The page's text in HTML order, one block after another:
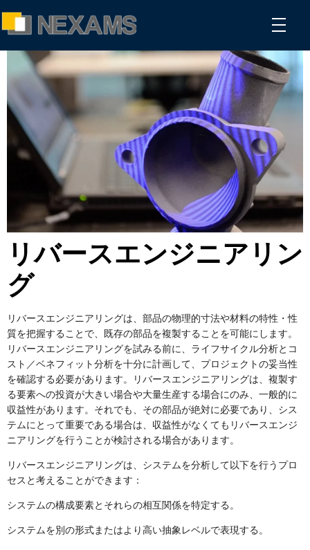
NEXAMS
Manufacturing Solutions
リバースエンジニアリン
グ
リバースエンジニアリングは、部品の物理的寸法や材料の特性・性
質を把握することで、既存の部品を複製することを可能にします。
リバースエンジニアリングを試みる前に、ライフサイクル分析とコ
スト／ベネフィット分析を十分に計画して、プロジェクトの妥当性
を確認する必要があります。リバースエンジニアリングは、複製す
る要素への投資が大きい場合や大量生産する場合にのみ、一般的に
収益性があります。それでも、その部品が絶対に必要であり、シス
テムにとって重要である場合は、収益性がなくてもリバースエンジ
ニアリングを行うことが検討される場合があります。
リバースエンジニアリングは、システムを分析して以下を行うプロ
セスと考えることができます：
システムの構成要素とそれらの相互関係を特定する。
システムを別の形式またはより高い抽象レベルで表現する。